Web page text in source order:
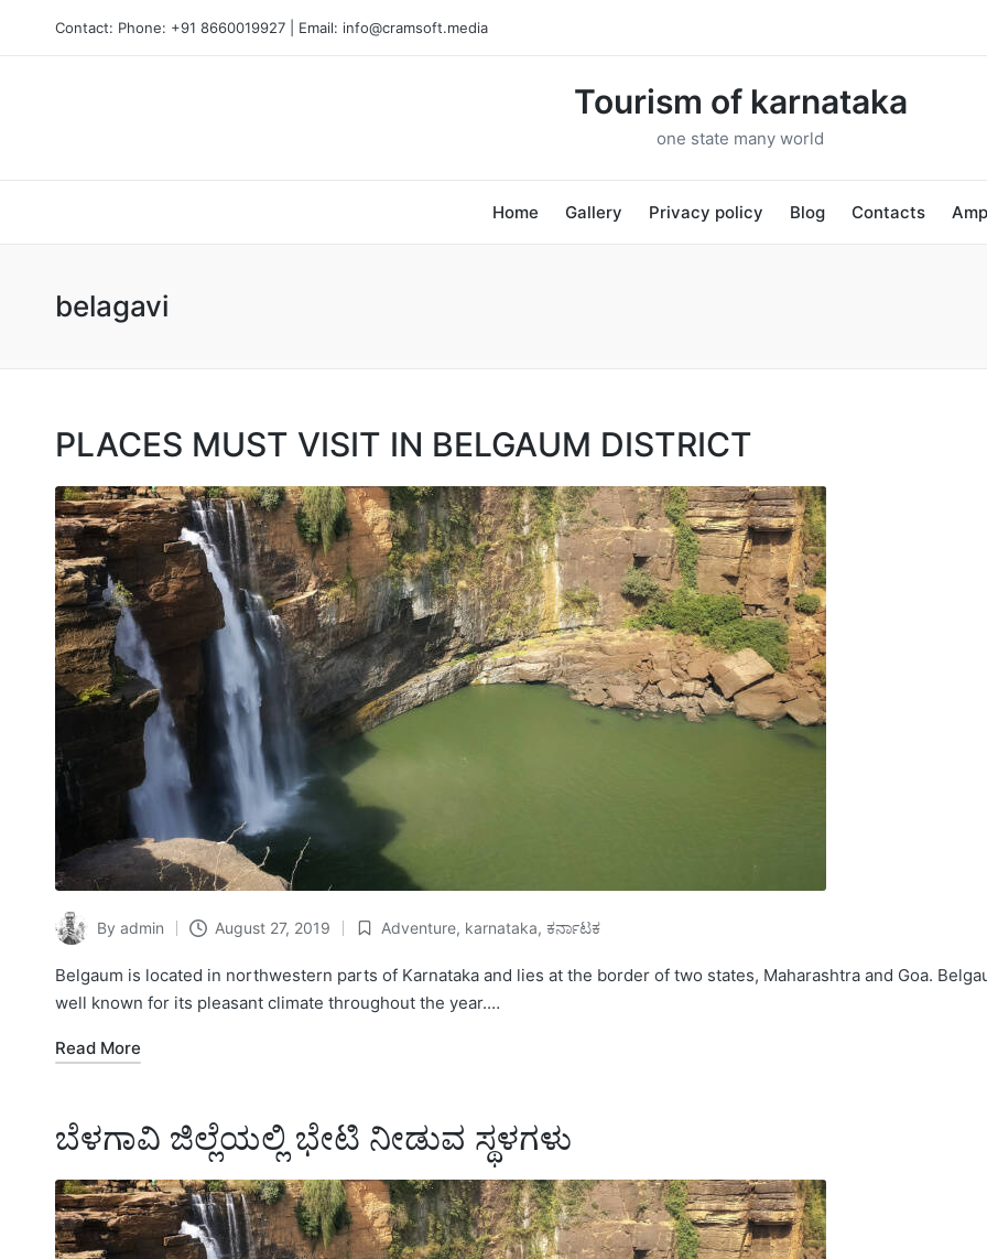
Contact: Phone: +91 8660019927 | Email: info@cramsoft.media
Tourism of karnataka
one state many world
Home Gallery Privacy policy Blog Contacts Amp
belagavi
PLACES MUST VISIT IN BELGAUM DISTRICT
Posted
by
By admin August 27, 2019
Posted
in
Adventure, karnataka, ಕರ್ನಾಟಕ
Belgaum is located in northwestern parts of Karnataka and lies at the border of two states, Maharashtra and Goa.
well known for its pleasant climate throughout the year.…
Read More
ಬೆಳಗಾವಿ ಜಿಲ್ಲೆಯಲ್ಲಿ ಭೇಟಿ ನೀಡುವ ಸ್ಥಳಗಳು